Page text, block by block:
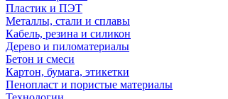
Пластик и ПЭТ
Металлы, стали и сплавы
Кабель, резина и силикон
Дерево и пиломатериалы
Бетон и смеси
Картон, бумага, этикетки
Пенопласт и пористые материалы